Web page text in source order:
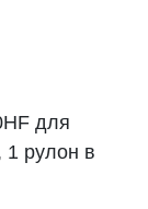
для
1 рулон в